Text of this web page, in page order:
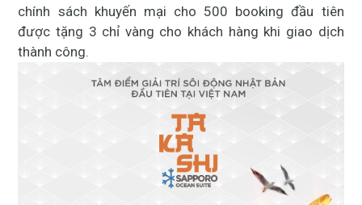
chính sách khuyến mại cho 500 booking đầu tiên
được tặng 3 chỉ vàng cho khách hàng khi giao dịch
thành công.